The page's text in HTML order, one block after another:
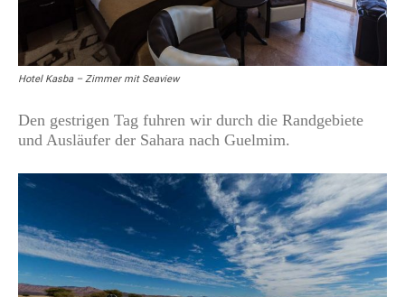
Hotel Kasba – Zimmer mit Seaview
Den gestrigen Tag fuhren wir durch die Randgebiete
und Ausläufer der Sahara nach Guelmim.